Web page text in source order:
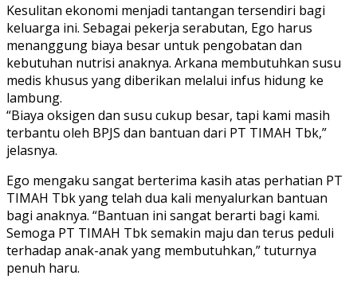
Kesulitan ekonomi menjadi tantangan tersendiri bagi
keluarga ini. Sebagai pekerja serabutan, Ego harus
menanggung biaya besar untuk pengobatan dan
kebutuhan nutrisi anaknya. Arkana membutuhkan susu
medis khusus yang diberikan melalui infus hidung ke
lambung.
“Biaya oksigen dan susu cukup besar, tapi kami masih
terbantu oleh BPJS dan bantuan dari PT TIMAH Tbk,”
jelasnya.
Ego mengaku sangat berterima kasih atas perhatian PT
TIMAH Tbk yang telah dua kali menyalurkan bantuan
bagi anaknya. “Bantuan ini sangat berarti bagi kami.
Semoga PT TIMAH Tbk semakin maju dan terus peduli
terhadap anak-anak yang membutuhkan,” tuturnya
penuh haru.